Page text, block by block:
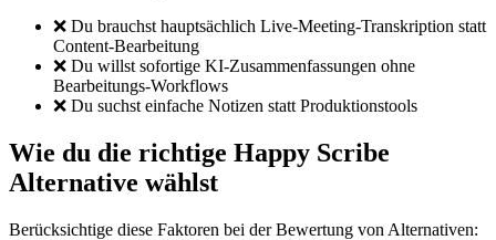
❌ Du brauchst hauptsächlich Live-Meeting-Transkription statt
Content-Bearbeitung
❌ Du willst sofortige KI-Zusammenfassungen ohne
Bearbeitungs-Workflows
❌ Du suchst einfache Notizen statt Produktionstools
Wie du die richtige Happy Scribe
Alternative wählst
Berücksichtige diese Faktoren bei der Bewertung von Alternativen: